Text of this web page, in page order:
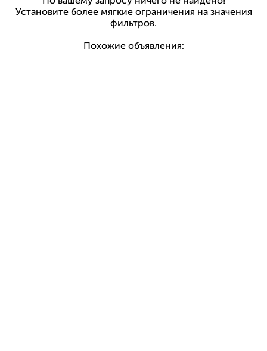
Установите более мягкие ограничения на значения
фильтров.
Похожие объявления: